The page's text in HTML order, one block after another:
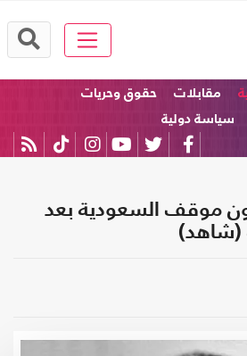
مقابلات
حقوق وحريات
سياسة دولية
موقف السعودية بعد
(شاهد)